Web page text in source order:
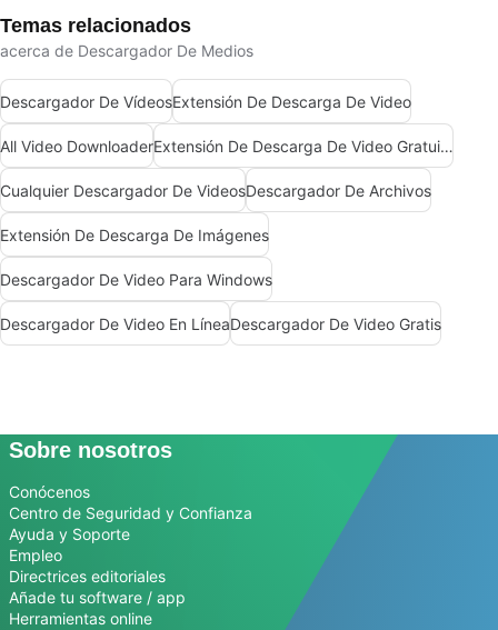
Temas relacionados
acerca de Descargador De Medios
Descargador De VídeosExtensión De Descarga De Video
All Video Downloader Extensión De Descarga De Video Gratuita
Cualquier Descargador De VideosDescargador De Archivos
Extensión De Descarga De Imágenes
Descargador De Video Para Windows
Descargador De Video En LíneaDescargador De Video Gratis
Sobre nosotros
Conócenos
Centro de Seguridad y Confianza
Ayuda y Soporte
Empleo
Directrices editoriales
Añade tu software / app
Herramientas online